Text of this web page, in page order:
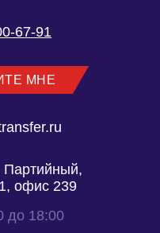
67-91
МНЕ
Партийный,
офис 239
до 18:00